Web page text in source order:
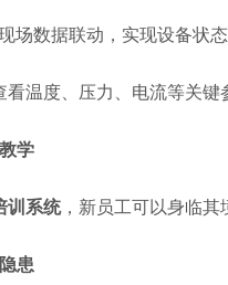
场数据联动，实现设备状态
温度、压力、电流等关键
学
训系统，新员工可以身临其
患